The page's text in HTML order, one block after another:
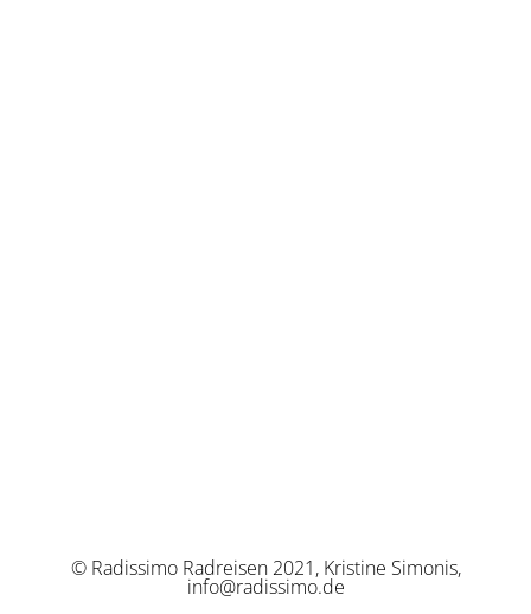
© Radissimo Radreisen 2021, Kristine Simonis,
info@radissimo.de